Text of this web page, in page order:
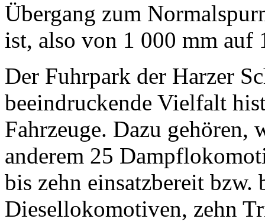
Übergang zum
ist, also von 1 000 mm auf
Der Fuhrpark der Harzer
beeindruckende Vielfalt
Fahrzeuge. Dazu
anderem 25
bis zehn einsatzbereit
Diesellokomotiven, zehn